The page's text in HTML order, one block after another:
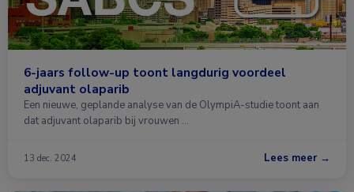
6-jaars follow-up toont langdurig voordeel
adjuvant olaparib
Een nieuwe, geplande analyse van de OlympiA-studie toont aan
dat adjuvant olaparib bij vrouwen …
13 dec. 2024 Lees meer →